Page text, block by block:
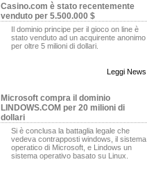
Casino.com è stato recentemente
venduto per 5.500.000 $
Il dominio principe per il gioco on line è
stato venduto ad un acquirente anonimo
per oltre 5 milioni di dollari.
Leggi News
Microsoft compra il dominio
LINDOWS.COM per 20 milioni di
dollari
Si è conclusa la battaglia legale che
vedeva contrapposti windows, il sistema
operatico di Microsoft, e Lindows un
sistema operativo basato su Linux.